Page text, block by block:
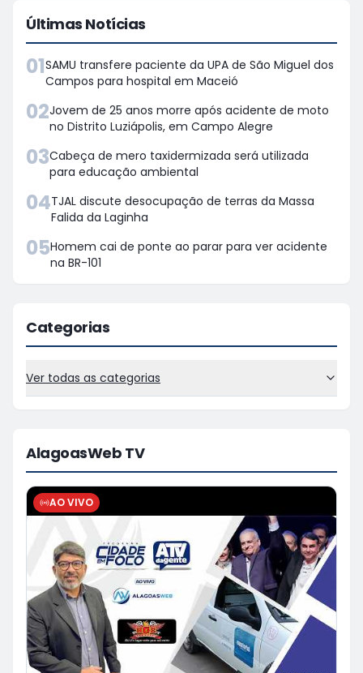
Últimas Notícias
01SAMU transfere paciente da UPA de São Miguel dos
Campos para hospital em Maceió
02Jovem de 25 anos morre após acidente de moto
no Distrito Luziápolis, em Campo Alegre
03Cabeça de mero taxidermizada será utilizada
para educação ambiental
04TJAL discute desocupação de terras da Massa
Falida da Laginha
05Homem cai de ponte ao parar para ver acidente
na BR-101
Categorias
Ver todas as categorias
AlagoasWeb TV
AO VIVO